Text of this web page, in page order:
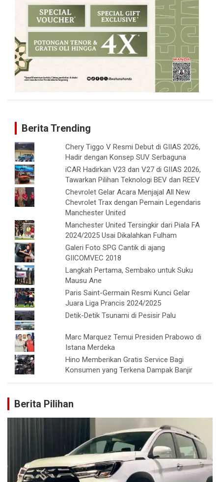
Berita Trending
Chery Tiggo V Resmi Debut di GIIAS 2026,
Hadir dengan Konsep SUV Serbaguna
iCAR Hadirkan V23 dan V27 di GIIAS 2026,
Tawarkan Pilihan Teknologi BEV dan REEV
Chevrolet Gelar Acara Menjajal All New
Chevrolet Trax dengan Pemain Legendaris
Manchester United
Manchester United Tersingkir dari Piala FA
2024/2025 Usai Dikalahkan Fulham
Galeri Foto SPG Cantik di ajang
GIICOMVEC 2018
Langkah Pertama, Sembako untuk Suku
Mausu Ane
Paris Saint-Germain Resmi Kunci Gelar
Juara Liga Prancis 2024/2025
Detik-Detik Tsunami di Pesisir Palu
Marc Marquez Temui Presiden Prabowo di
Istana Merdeka
Hino Memberikan Gratis Service Bagi
Konsumen yang Terkena Dampak Banjir
Berita Pilihan